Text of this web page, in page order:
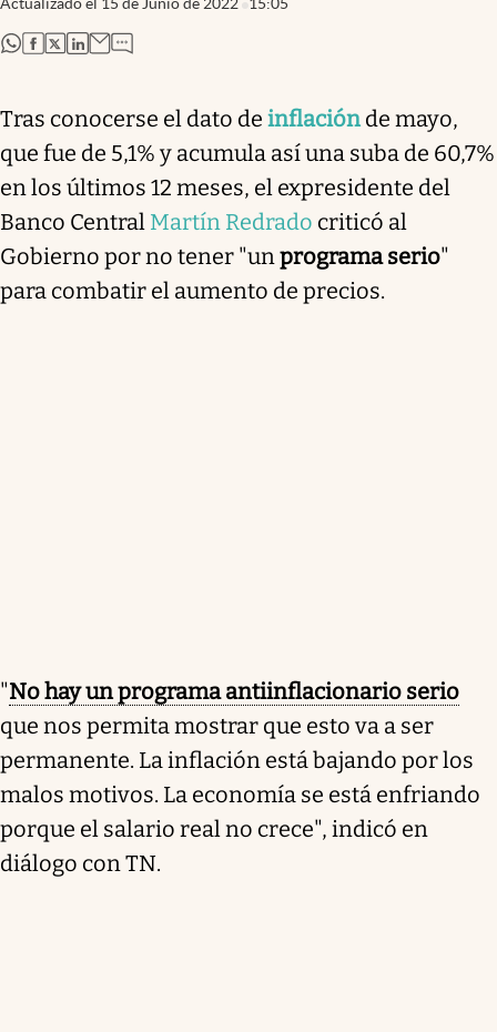
abre en nueva pestaña
abre en nueva pestaña
abre en nueva pestaña
abre en nueva pestaña
Tras conocerse el dato de inflaciónde mayo,
que fue de 5,1% y acumula así una suba de 60,7%
en los últimos 12 meses, el expresidente del
Banco Central Martín Redrado criticó al
Gobierno por no tener "unprograma serio"
para combatir el aumento de precios.
"No hay un programa antiinflacionario serio
que nos permita mostrar que esto va a ser
permanente. La inflación está bajando por los
malos motivos. La economía se está enfriando
porque el salario real no crece", indicó en
diálogo con TN.